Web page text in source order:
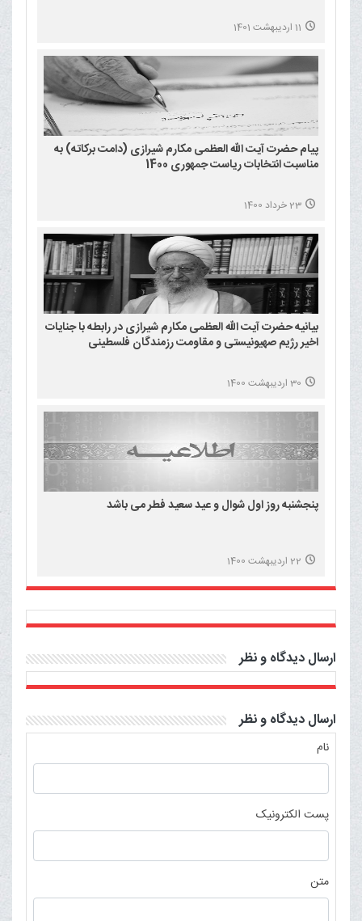
11 اردیبهشت 1401
پیام حضرت آیت الله العظمی مکارم شیرازی (دامت برکاته) به
مناسبت انتخابات ریاست جمهوری 1400
23 خرداد 1400
بیانیه حضرت آیت الله العظمی مکارم شیرازی در رابطه با جنایات
اخیر رژیم صهیونیستی و مقاومت رزمندگان فلسطینی
30 اردیبهشت 1400
پنجشنبه روز اول شوال و عید سعید فطر می باشد
22 اردیبهشت 1400
ارسال دیدگاه و نظر
ارسال دیدگاه و نظر
نام
پست الکترونیک
متن